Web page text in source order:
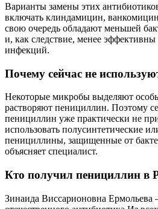
Варианты замены этих
включать клиндамицин,
свою очередь обладают меньшей
и, как следствие, менее
инфекций.
Почему сейчас не
Некоторые микробы выделяют
растворяют пенициллин. Поэтому
пенициллин уже практически не
использовать полусинтетические
пенициллины, защищенные от
объясняет специалист.
Кто получил пенициллин в
Зинаида Виссарионовна Ермольева